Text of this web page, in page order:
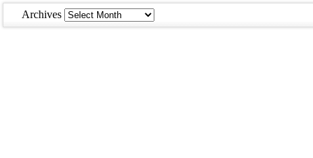
Archives Archives